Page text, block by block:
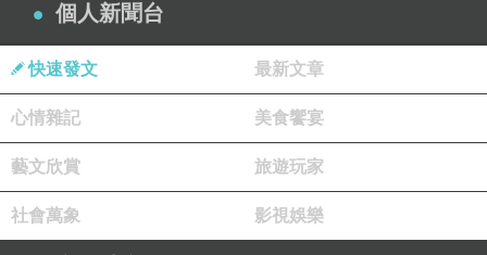
個人新聞台
快速發文 最新文章
心情雜記 美食饗宴
藝文欣賞 旅遊玩家
社會萬象 影視娛樂